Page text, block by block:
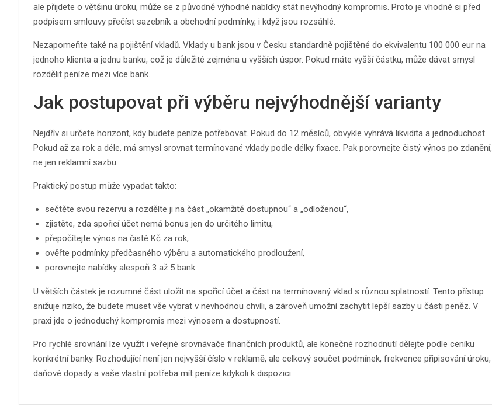
ale přijdete o většinu úroku, může se z původně výhodné nabídky stát nevýhodný kompromis. Proto je vhodné si před
podpisem smlouvy přečíst sazebník a obchodní podmínky, i když jsou rozsáhlé.
Nezapomeňte také na pojištění vkladů. Vklady u bank jsou v Česku standardně pojištěné do ekvivalentu 100 000 eur na
jednoho klienta a jednu banku, což je důležité zejména u vyšších úspor. Pokud máte vyšší částku, může dávat smysl
rozdělit peníze mezi více bank.
Jak postupovat při výběru nejvýhodnější varianty
Nejdřív si určete horizont, kdy budete peníze potřebovat. Pokud do 12 měsíců, obvykle vyhrává likvidita a jednoduchost.
Pokud až za rok a déle, má smysl srovnat termínované vklady podle délky fixace. Pak porovnejte čistý výnos po zdanění,
ne jen reklamní sazbu.
Praktický postup může vypadat takto:
sečtěte svou rezervu a rozdělte ji na část „okamžitě dostupnou“ a „odloženou“,
zjistěte, zda spořicí účet nemá bonus jen do určitého limitu,
přepočítejte výnos na čisté Kč za rok,
ověřte podmínky předčasného výběru a automatického prodloužení,
porovnejte nabídky alespoň 3 až 5 bank.
U větších částek je rozumné část uložit na spořicí účet a část na termínovaný vklad s různou splatností. Tento přístup
snižuje riziko, že budete muset vše vybrat v nevhodnou chvíli, a zároveň umožní zachytit lepší sazby u části peněz. V
praxi jde o jednoduchý kompromis mezi výnosem a dostupností.
Pro rychlé srovnání lze využít i veřejné srovnávače finančních produktů, ale konečné rozhodnutí dělejte podle ceníku
konkrétní banky. Rozhodující není jen nejvyšší číslo v reklamě, ale celkový součet podmínek, frekvence připisování úroku,
daňové dopady a vaše vlastní potřeba mít peníze kdykoli k dispozici.